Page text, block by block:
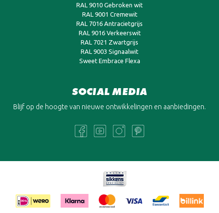
RAL 9010 Gebroken wit
RAL 9001 Cremewit
RAL 7016 Antracietgrijs
RAL 9016 Verkeerswit
RAL 7021 Zwartgrijs
RAL 9003 Signaalwit
Sweet Embrace Flexa
SOCIAL MEDIA
Blijf op de hoogte van nieuwe ontwikkelingen en aanbiedingen.